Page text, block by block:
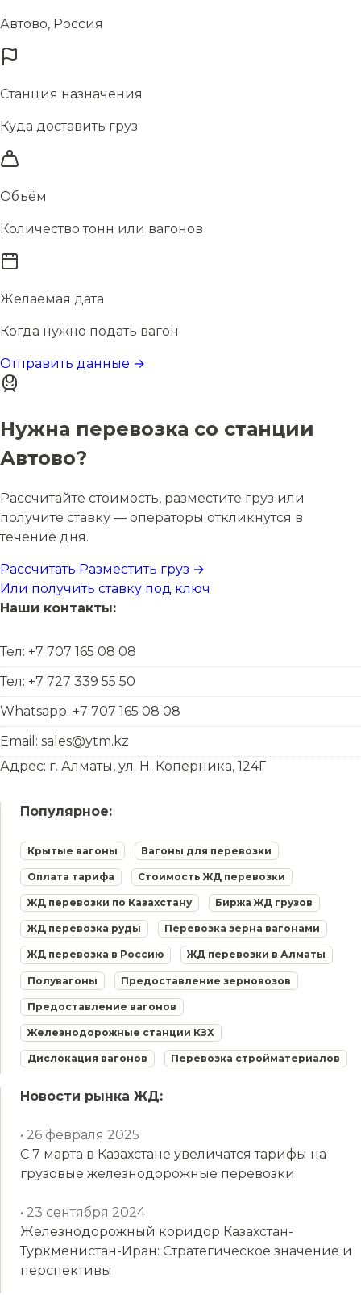
Автово, Россия
Станция назначения
Куда доставить груз
Объём
Количество тонн или вагонов
Желаемая дата
Когда нужно подать вагон
Отправить данные →
Нужна перевозка со станции
Автово?
Рассчитайте стоимость, разместите груз или
получите ставку — операторы откликнутся в
течение дня.
Рассчитать Разместить груз →
Или получить ставку под ключ
Наши контакты:
Тел: +7 707 165 08 08
Тел: +7 727 339 55 50
Whatsapp: +7 707 165 08 08
Email: sales@ytm.kz
Адрес: г. Алматы, ул. Н. Коперника, 124Г
Популярное:
Крытые вагоны Вагоны для перевозки
Оплата тарифа Стоимость ЖД перевозки
ЖД перевозки по Казахстану Биржа ЖД грузов
ЖД перевозка руды Перевозка зерна вагонами
ЖД перевозка в Россию ЖД перевозки в Алматы
Полувагоны Предоставление зерновозов
Предоставление вагонов
Железнодорожные станции КЗХ
Дислокация вагонов Перевозка стройматериалов
Новости рынка ЖД:
• 26 февраля 2025
С 7 марта в Казахстане увеличатся тарифы на
грузовые железнодорожные перевозки
• 23 сентября 2024
Железнодорожный коридор Казахстан-
Туркменистан-Иран: Стратегическое значение и
перспективы